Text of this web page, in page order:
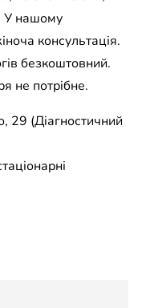
У нашому
консультація.
безкоштовний.
не потрібне.
29 (Діагностичний